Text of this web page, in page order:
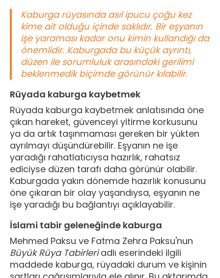
Kaburga rüyasında asıl ipucu çoğu kez
kime ait olduğu içinde saklıdır. Bir eşyanın
işe yaraması kadar onu kimin kullandığı da
önemlidir. Kaburgada bu küçük ayrıntı,
düzen ile sorumluluk arasındaki gerilimi
beklenmedik biçimde görünür kılabilir.
Rüyada kaburga kaybetmek
Rüyada kaburga kaybetmek anlatısında öne
çıkan hareket, güvenceyi yitirme korkusunu
ya da artık taşınmaması gereken bir yükten
ayrılmayı düşündürebilir. Eşyanın ne işe
yaradığı rahatlatıcıysa hazırlık, rahatsız
ediciyse düzen tarafı daha görünür olabilir.
Kaburgada yakın dönemde hazırlık konusunu
öne çıkaran bir olay yaşandıysa, eşyanın ne
işe yaradığı bu bağlantıyı açıklayabilir.
İslami tabir geleneğinde kaburga
Mehmed Paksu ve Fatma Zehra Paksu'nun
Büyük Rüya Tabirleriadlı eserindeki ilgili
maddede kaburga, rüyadaki durum ve kişinin